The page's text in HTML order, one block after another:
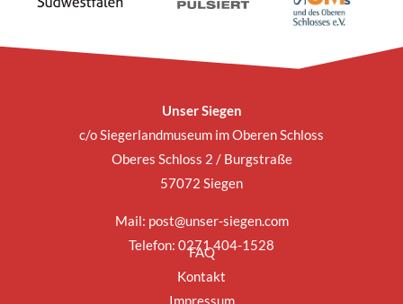
Unser Siegen
c/o Siegerlandmuseum im Oberen Schloss
Oberes Schloss 2 / Burgstraße
57072 Siegen
Mail: post@unser-siegen.com
Telefon: 0271 404-1528
FAQ
Kontakt
Impressum